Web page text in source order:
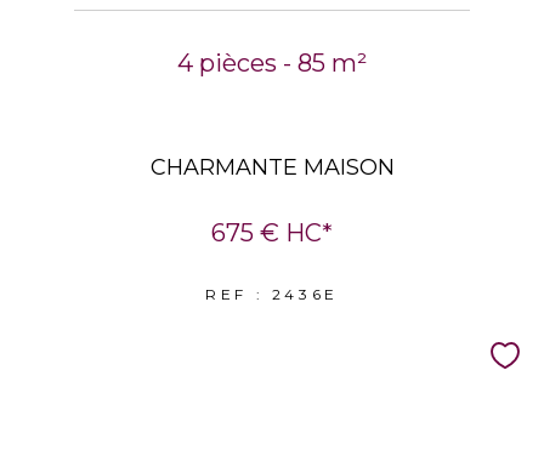
4 pièces - 85 m²
CHARMANTE MAISON
675 € HC*
REF : 2436E